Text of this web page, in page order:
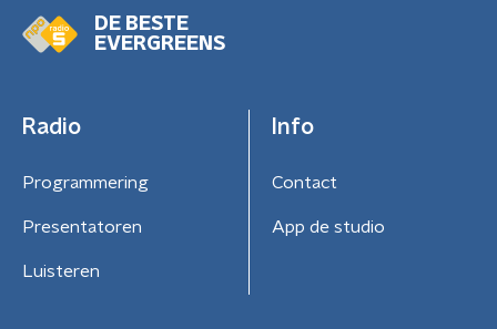
DE BESTE
EVERGREENS
Radio
Programmering
Presentatoren
Luisteren
Info
Contact
App de studio